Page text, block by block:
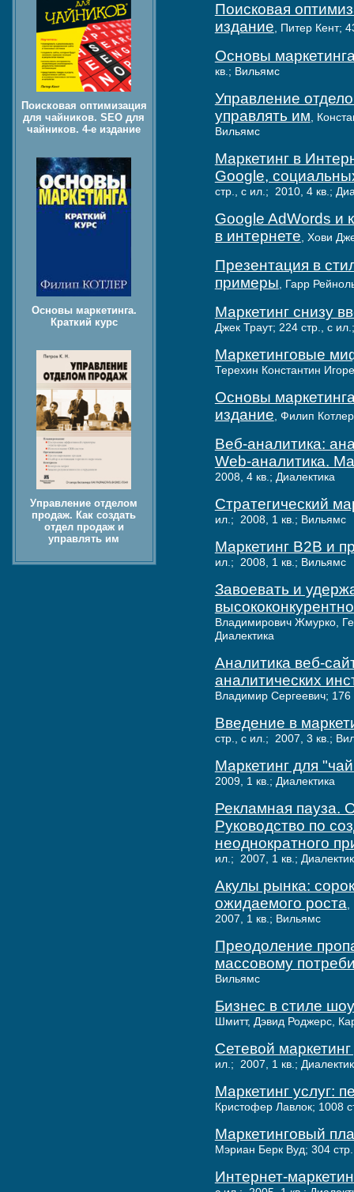
Поисковая оптимизация
для чайников. SEO для
чайников. 4-е издание
Основы маркетинга.
Краткий курс
Управление отделом
продаж. Как создать
отдел продаж и
управлять им
Поисковая
издание , Питер Кент;
Основы
кв.; Вильямс
Управление
управлять им ,
Вильямс
Маркетинг в
Google,
стр., с ил.; 2010, 4 кв.;
Google AdWords и
в интернете , Хови
Презентация в
примеры , Гарр
Маркетинг снизу
Джек Траут; 224 стр., с
Маркетинговые
Терехин Константин
Основы
издание , Филип
Веб-аналитика:
Web-аналитика.
2008, 4 кв.; Диалектика
Стратегический
ил.; 2008, 1 кв.; Вильямс
Маркетинг B2B и
ил.; 2008, 1 кв.; Вильямс
Завоевать и
Владимирович Жмурко,
Диалектика
Аналитика веб-
аналитических
Владимир Сергеевич; 176
Введение в
стр., с ил.; 2007, 3 кв.;
Маркетинг для
2009, 1 кв.; Диалектика
Рекламная пауза.
Руководство по
неоднократного
ил.; 2007, 1 кв.;
Акулы рынка:
ожидаемого роста
2007, 1 кв.; Вильямс
Преодоление
массовому
Вильямс
Бизнес в стиле
Шмитт, Дэвид Роджерс,
Сетевой
ил.; 2007, 1 кв.;
Маркетинг услуг:
Кристофер Лавлок; 1008
Маркетинговый
Мэриан Берк Вуд; 304
Интернет-